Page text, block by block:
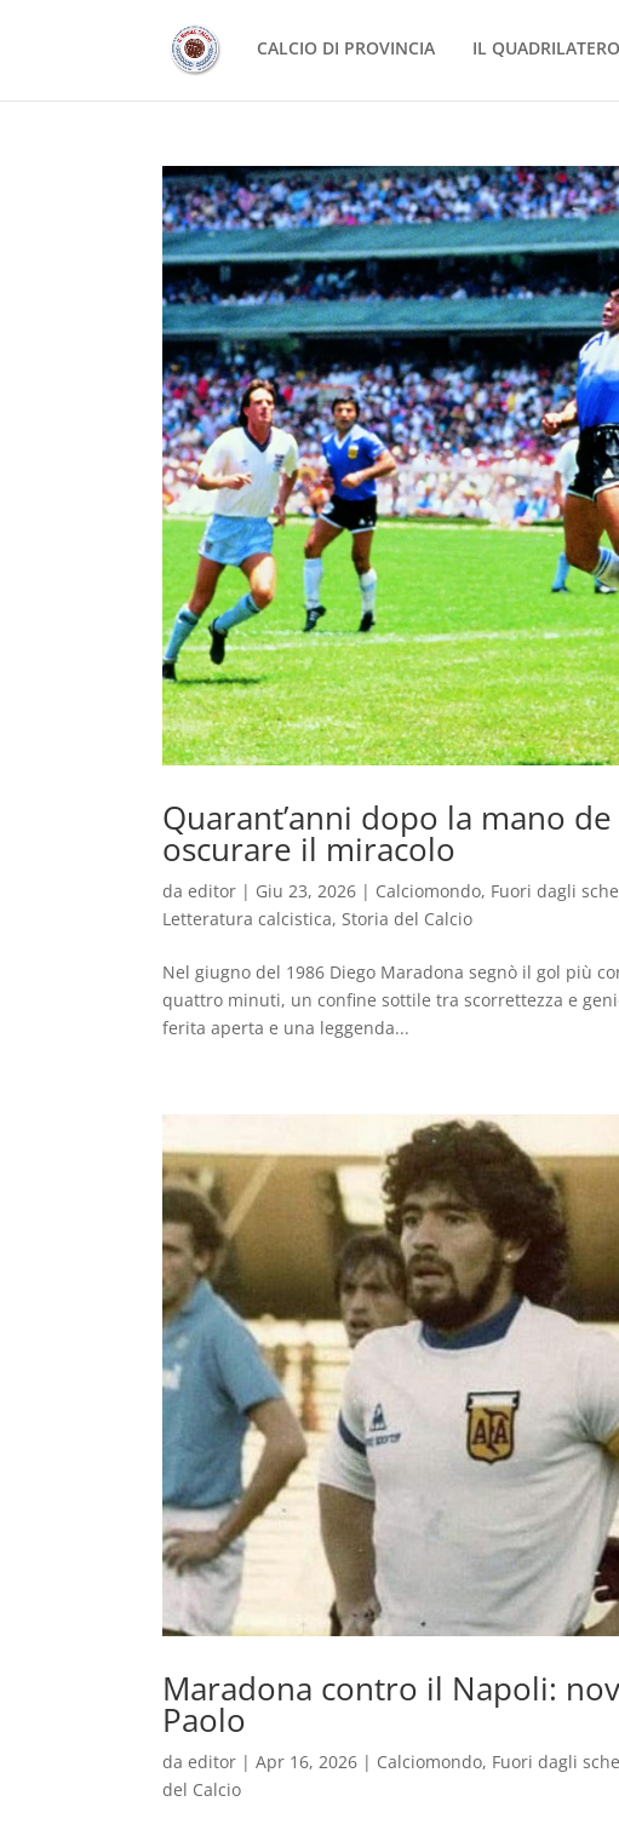
CALCIO DI PROVINCIA IL
Quarant’anni dopo la mano
oscurare il miracolo
daeditor | Giu 23, 2026 | Calciomondo, Fuori dagli
Letteratura calcistica,Storia del Calcio
Nel giugno del 1986 Diego Maradona segnò il gol più
quattro minuti, un confine sottile tra scorrettezza e
ferita aperta e una leggenda...
Maradona contro il Napoli:
Paolo
daeditor |Apr 16, 2026 | Calciomondo, Fuori dagli
del Calcio